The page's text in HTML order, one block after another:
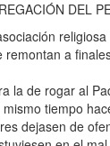
DEL
a
la de rogar al
tiempo
dejasen de